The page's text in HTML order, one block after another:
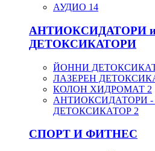
АУДИО 14
АНТИОКСИДАТОРИ
ДЕТОКСИКАТОРИ
ЙОННИ
ЛАЗЕРЕН
КОЛОН ХИДРОМАТ 2
АНТИОКСИДАТОРИ
ДЕТОКСИКАТОР 2
СПОРТ И ФИТНЕС